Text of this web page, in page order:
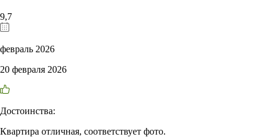
9,7
февраль 2026
20 февраля 2026
Достоинства:
Квартира отличная, соответствует фото.